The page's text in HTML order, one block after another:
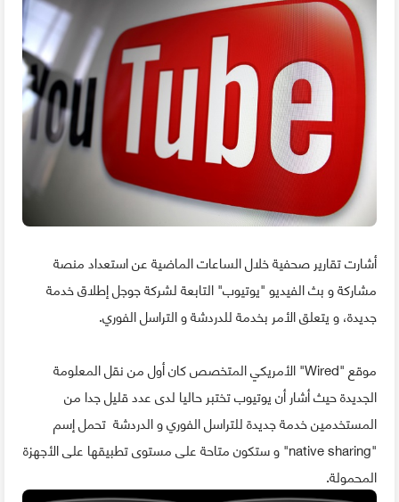
أشارت تقارير صحفية خلال الساعات الماضية عن استعداد منصة
مشاركة و بث الفيديو "يوتيوب" التابعة لشركة جوجل إطلاق خدمة
جديدة، و يتعلق الأمر بخدمة للدردشة و التراسل الفوري.
موقع "Wired" الأمريكي المتخصص كان أول من نقل المعلومة
الجديدة حيث أشار أن يوتيوب تختبر حاليا لدى عدد قليل جدا من
المستخدمين خدمة جديدة للتراسل الفوري و الدردشة تحمل إسم
"native sharing" و ستكون متاحة على مستوى تطبيقها على الأجهزة
المحمولة.